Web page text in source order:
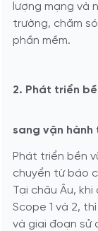
lượng mạng và
trường, chăm
phần mềm.
2. Phát triển
sang vận hành
Phát triển bền
chuyển từ báo
Tại châu Âu,
Scope 1 và 2,
và giai đoạn sử